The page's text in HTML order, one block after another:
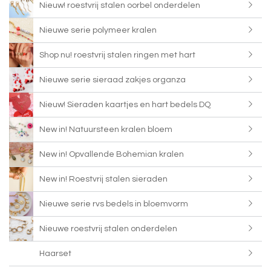
Nieuw! roestvrij stalen oorbel onderdelen
Nieuwe serie polymeer kralen
Shop nu! roestvrij stalen ringen met hart
Nieuwe serie sieraad zakjes organza
Nieuw! Sieraden kaartjes en hart bedels DQ
New in! Natuursteen kralen bloem
New in! Opvallende Bohemian kralen
New in! Roestvrij stalen sieraden
Nieuwe serie rvs bedels in bloemvorm
Nieuwe roestvrij stalen onderdelen
Haarset